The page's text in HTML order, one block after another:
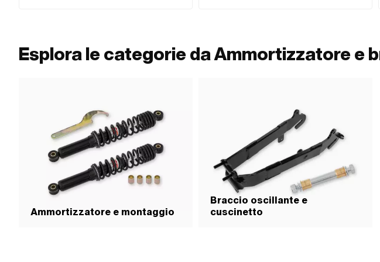
Pittogramma di pericolo: GHS07 - Attenzione, pericoloso
· Pittogramma di pericolo: GHS09 - Pericoloso per
distacco (a seconda del materiale): 12 N/m · Coppia di
distacco (a seconda del materiale): 26 N/m · Area di
applicazione: Chimica
Esplora le categorie da Ammortizzatore e
Ammortizzatore e montaggio
Braccio oscillante e
cuscinetto